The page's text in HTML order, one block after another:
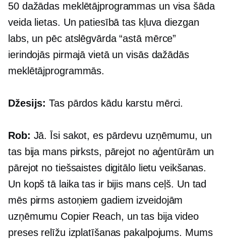
50 dažādas meklētājprogrammas un visa šāda
veida lietas. Un patiesībā tas kļuva diezgan
labs, un pēc atslēgvārda “astā mērce”
ierindojās pirmajā vietā un visās dažādās
meklētājprogrammās.
Džesijs: Tas pārdos kādu karstu mērci.
Rob: Jā. Īsi sakot, es pārdevu uzņēmumu, un
tas bija mans pirksts, pārejot no aģentūrām un
pārejot no tiešsaistes digitālo lietu veikšanas.
Un kopš tā laika tas ir bijis mans ceļš. Un tad
mēs pirms astoņiem gadiem izveidojām
uzņēmumu Copier Reach, un tas bija video
preses relīžu izplatīšanas pakalpojums. Mums